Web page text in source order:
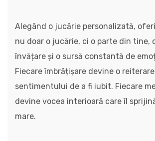
Alegând o jucărie personalizată,
nu doar o jucărie, ci o parte din tine,
învățare și o sursă constantă de
Fiecare îmbrățișare devine o
sentimentului de a fi iubit. Fiecare
devine vocea interioară care îl
mare.